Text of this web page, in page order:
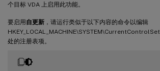
个目标 VDA 上启用此功能。
要启用自更新 ，请运行类似于以下内容的命令以编辑
处的注册表项。